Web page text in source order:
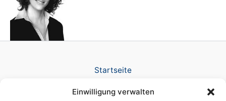
Einwilligung verwalten
Startseite
TV Produktion